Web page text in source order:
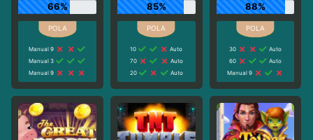
66%
Manual 9
Manual 3
Manual 9
85%
10
Auto
70
Auto
20
Auto
88%
30
Auto
60
Auto
Manual 9